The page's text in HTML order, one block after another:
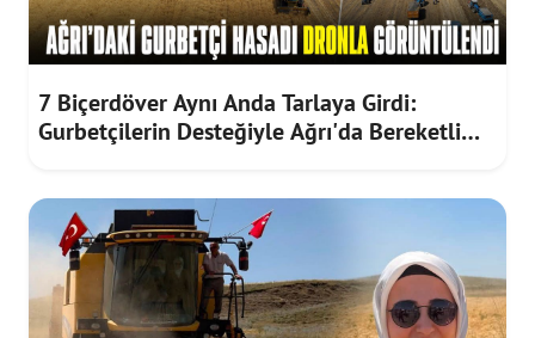
7 Biçerdöver Aynı Anda Tarlaya Girdi:
Gurbetçilerin Desteğiyle Ağrı'da Bereketli